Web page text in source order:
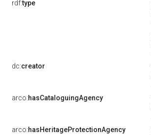
rdf:type
dc:creator
arco:hasCataloguingAgency
arco:hasHeritageProtectionAgency